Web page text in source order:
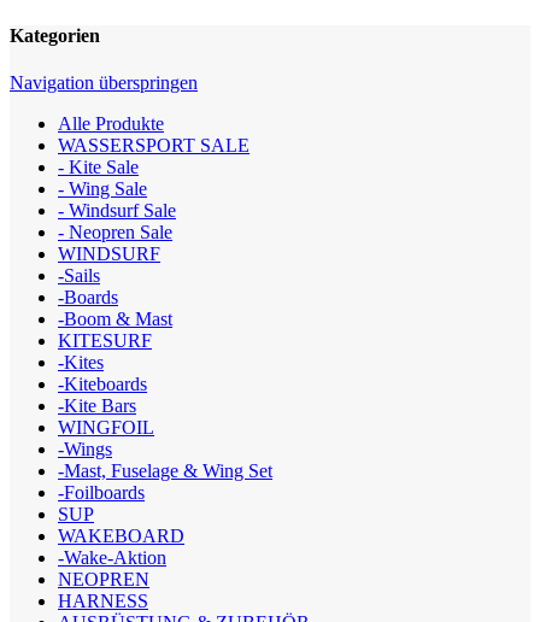
Kategorien
Navigation überspringen
Alle Produkte
WASSERSPORT SALE
- Kite Sale
- Wing Sale
- Windsurf Sale
- Neopren Sale
WINDSURF
-Sails
-Boards
-Boom & Mast
KITESURF
-Kites
-Kiteboards
-Kite Bars
WINGFOIL
-Wings
-Mast, Fuselage & Wing Set
-Foilboards
SUP
WAKEBOARD
-Wake-Aktion
NEOPREN
HARNESS